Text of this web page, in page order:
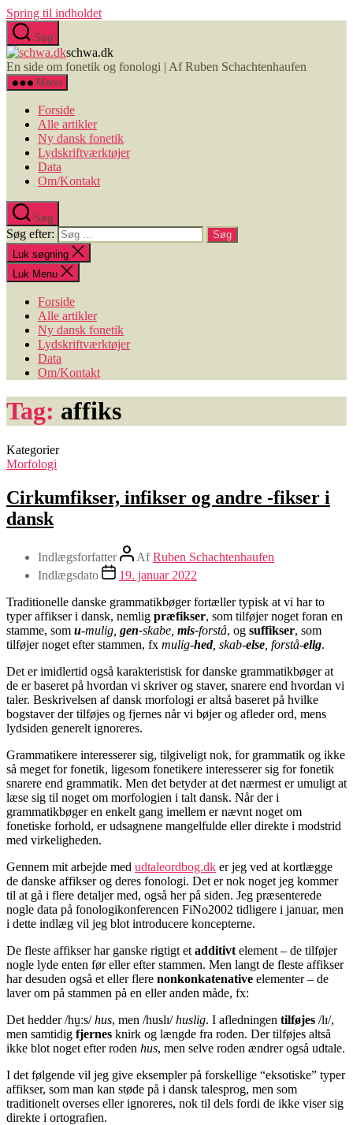
Spring til indholdet
Søg
schwa.dk
En side om fonetik og fonologi | Af Ruben Schachtenhaufen
Menu
Forside
Alle artikler
Ny dansk fonetik
Lydskriftværktøjer
Data
Om/Kontakt
Søg
Søg efter:
Luk søgning
Luk Menu
Forside
Alle artikler
Ny dansk fonetik
Lydskriftværktøjer
Data
Om/Kontakt
Tag: affiks
Kategorier
Morfologi
Cirkumfikser, infikser og andre -fikser i
dansk
Indlægsforfatter AfRuben Schachtenhaufen
Indlægsdato
19. januar 2022
Traditionelle danske grammatikbøger fortæller typisk at vi har to
typer affikser i dansk, nemlig præfikser, som tilføjer noget foran en
stamme, som u-mulig, gen-skabe, mis-forstå, og suffikser, som
tilføjer noget efter stammen, fx mulig-hed, skab-else , forstå-elig.
Det er imidlertid også karakteristisk for danske grammatikbøger at
de er baseret på hvordan vi skriver og staver, snarere end hvordan vi
taler. Beskrivelsen af dansk morfologi er altså baseret på hvilke
bogstaver der tilføjes og fjernes når vi bøjer og afleder ord, mens
lydsiden generelt ignoreres.
Grammatikere interesserer sig, tilgiveligt nok, for grammatik og ikke
så meget for fonetik, ligesom fonetikere interesserer sig for fonetik
snarere end grammatik. Men det betyder at det nærmest er umuligt at
læse sig til noget om morfologien i talt dansk. Når der i
grammatikbøger en enkelt gang imellem er nævnt noget om
fonetiske forhold, er udsagnene mangelfulde eller direkte i modstrid
med virkeligheden.
Gennem mit arbejde med udtaleordbog.dk er jeg ved at kortlægge
de danske affikser og deres fonologi. Det er nok noget jeg kommer
til at gå i flere detaljer med, også her på siden. Jeg præsenterede
nogle data på fonologikonferencen FiNo2002 tidligere i januar, men
i dette indlæg vil jeg blot introducere koncepterne.
De fleste affikser har ganske rigtigt et additivt element – de tilføjer
nogle lyde enten før eller efter stammen. Men langt de fleste affikser
har desuden også et eller flere nonkonkatenative elementer – de
laver om på stammen på en eller anden måde, fx:
Det hedder /hṵːs/hus, men /huslɪ/huslig. I afledningen tilføjes /lɪ/,
men samtidig fjernes knirk og længde fra roden. Der tilføjes altså
ikke blot noget efter roden hus, men selve roden ændrer også udtale.
I det følgende vil jeg give eksempler på forskellige “eksotiske” typer
affikser, som man kan støde på i dansk talesprog, men som
traditionelt overses eller ignoreres, nok til dels fordi de ikke viser sig
direkte i ortografien.